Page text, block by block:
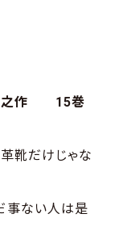
作 15巻
靴だけじゃな
事ない人は是